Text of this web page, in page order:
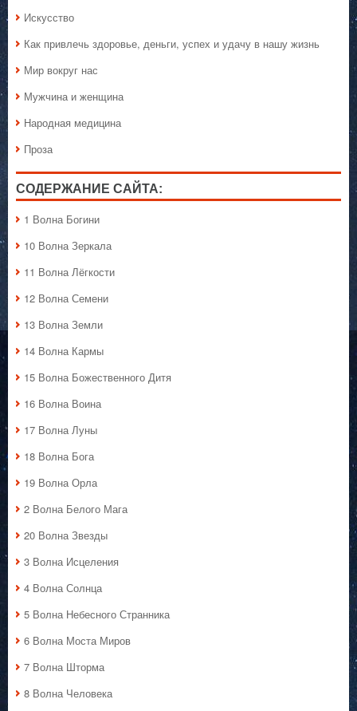
Искусство
Как привлечь здоровье, деньги, успех и удачу в нашу жизнь
Мир вокруг нас
Мужчина и женщина
Народная медицина
Проза
СОДЕРЖАНИЕ САЙТА:
1 Волна Богини
10 Волна Зеркала
11 Волна Лёгкости
12 Волна Семени
13 Волна Земли
14 Волна Кармы
15 Волна Божественного Дитя
16 Волна Воина
17 Волна Луны
18 Волна Бога
19 Волна Орла
2 Волна Белого Мага
20 Волна Звезды
3 Волна Исцеления
4 Волна Солнца
5 Волна Небесного Странника
6 Волна Моста Миров
7 Волна Шторма
8 Волна Человека